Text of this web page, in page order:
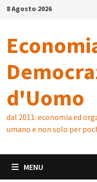
Skip8 Agosto 2026
d'Uomo
dal 2011: economia ed
umano e non solo per
MENU